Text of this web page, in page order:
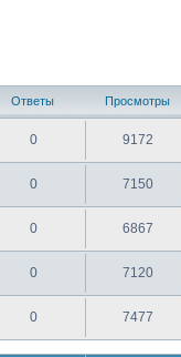
Ответы Просмотры
0 9172
0 7150
0 6867
0 7120
0 7477